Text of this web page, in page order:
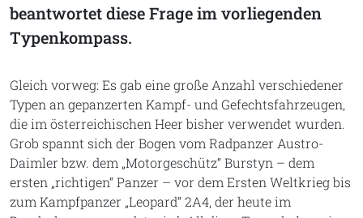
beantwortet diese Frage im vorliegenden
Typenkompass.
Gleich vorweg: Es gab eine große Anzahl verschiedener
Typen an gepanzerten Kampf- und Gefechtsfahrzeugen,
die im österreichischen Heer bisher verwendet wurden.
Grob spannt sich der Bogen vom Radpanzer Austro-
Daimler bzw. dem „Motorgeschütz“ Burstyn – dem
ersten „richtigen“ Panzer – vor dem Ersten Weltkrieg bis
zum Kampfpanzer „Leopard“ 2A4, der heute im